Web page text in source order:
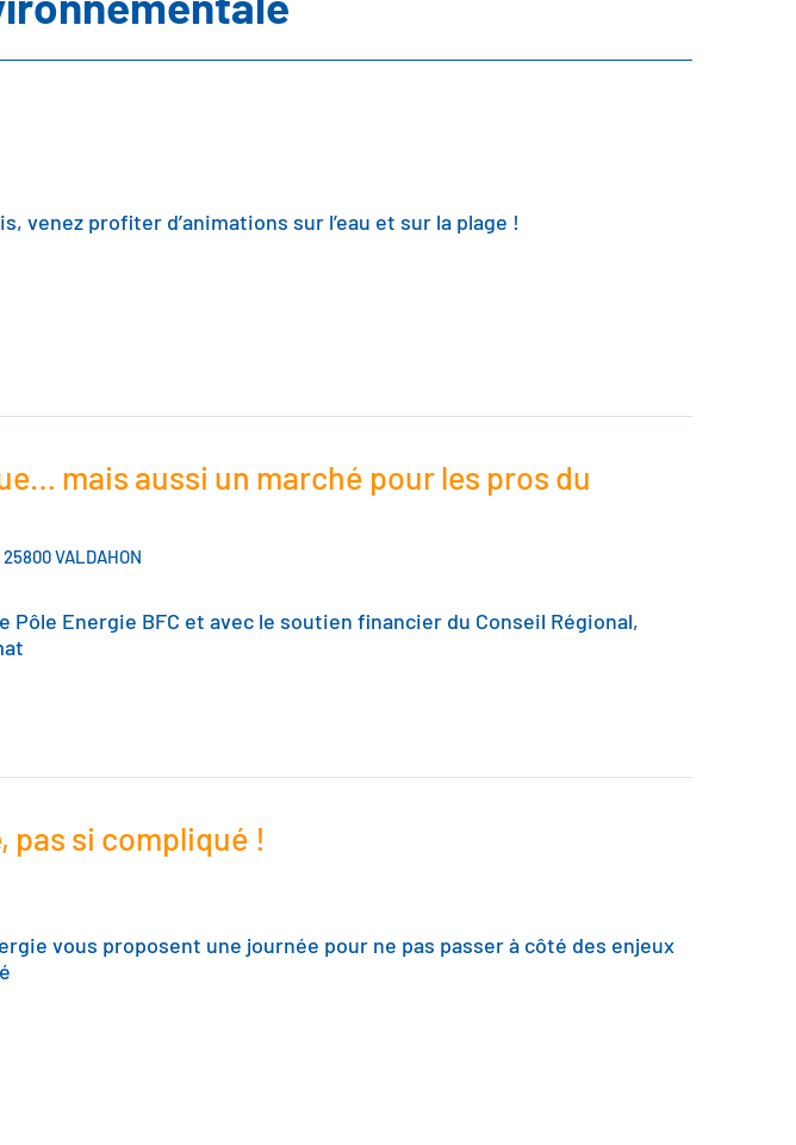
venez profiter d’animations sur l’eau et sur la plage !
mais aussi un marché pour les pros du
VALDAHON
Pôle Energie BFC et avec le soutien financier du Conseil Régional,
pas si compliqué !
vous proposent une journée pour ne pas passer à côté des enjeux